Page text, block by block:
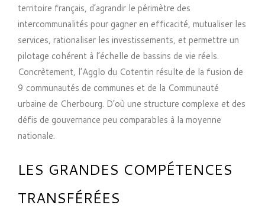
territoire français, d’agrandir le périmètre des
intercommunalités pour gagner en efficacité, mutualiser les
services, rationaliser les investissements, et permettre un
pilotage cohérent à l’échelle de bassins de vie réels.
Concrètement, l’Agglo du Cotentin résulte de la fusion de
9 communautés de communes et de la Communauté
urbaine de Cherbourg. D’où une structure complexe et des
défis de gouvernance peu comparables à la moyenne
nationale.
LES GRANDES COMPÉTENCES
TRANSFÉRÉES